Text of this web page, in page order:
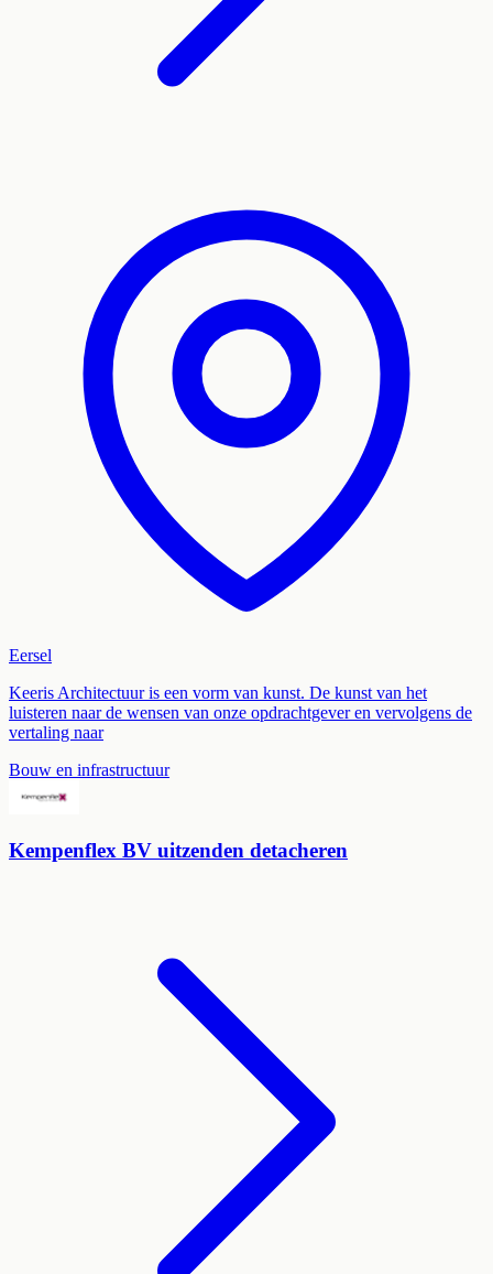
Eersel
Keeris Architectuur is een vorm van kunst. De kunst van het
luisteren naar de wensen van onze opdrachtgever en vervolgens de
vertaling naar
Bouw en infrastructuur
Kempenflex BV uitzenden detacheren